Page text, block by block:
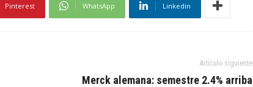
Pinterest WhatsApp Linkedin
Artículo siguiente
Merck alemana: semestre 2.4% arriba